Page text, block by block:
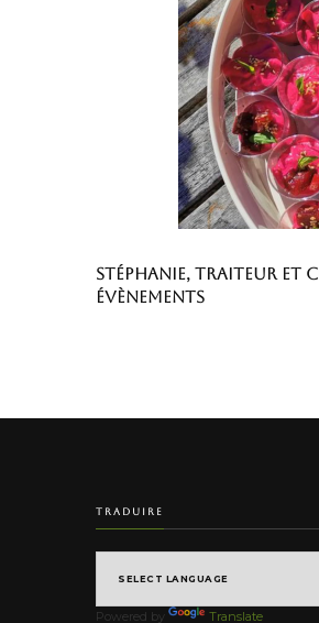
Stéphanie, traiteur et
évènements
TRADUIRE
Powered by Translate